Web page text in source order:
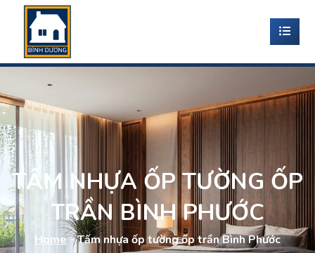
TẤM NHỰA ỐP TƯỜNG ỐP
TRẦN BÌNH PHƯỚC
Home-Tấm nhựa ốp tường ốp trần Bình Phước